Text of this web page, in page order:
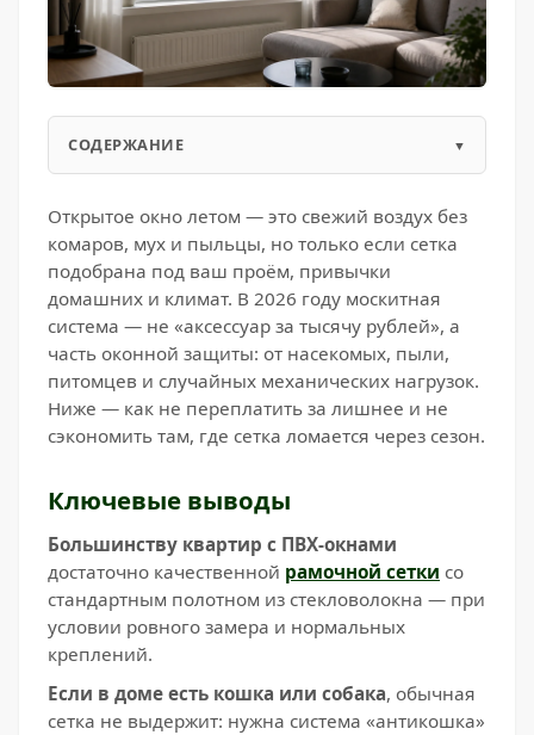
СОДЕРЖАНИЕ ▼
Открытое окно летом — это свежий воздух без
комаров, мух и пыльцы, но только если сетка
подобрана под ваш проём, привычки
домашних и климат. В 2026 году москитная
система — не «аксессуар за тысячу рублей», а
часть оконной защиты: от насекомых, пыли,
питомцев и случайных механических нагрузок.
Ниже — как не переплатить за лишнее и не
сэкономить там, где сетка ломается через сезон.
Ключевые выводы
Большинству квартир с ПВХ-окнами
достаточно качественной рамочной сетки со
стандартным полотном из стекловолокна — при
условии ровного замера и нормальных
креплений.
Если в доме есть кошка или собака, обычная
сетка не выдержит: нужна система «антикошка»